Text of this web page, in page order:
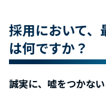
採用において、
は何ですか？
誠実に、嘘をつかない